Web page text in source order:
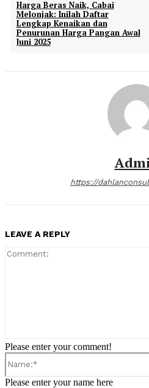
Harga Beras Naik, Cabai
Melonjak: Inilah Daftar
Lengkap Kenaikan dan
Penurunan Harga Pangan Awal
Juni 2025
https://
LEAVE A REPLY
Please enter your comment!
Please enter your name here